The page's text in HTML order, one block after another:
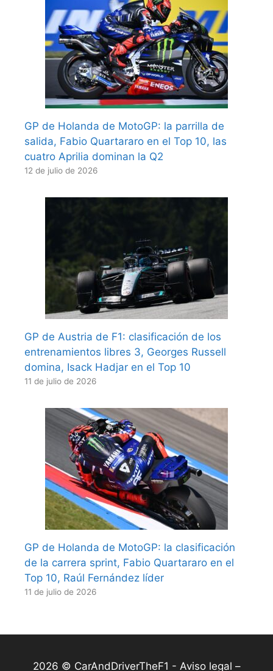
GP de Holanda de MotoGP: la parrilla de
salida, Fabio Quartararo en el Top 10, las
cuatro Aprilia dominan la Q2
12 de julio de 2026
GP de Austria de F1: clasificación de los
entrenamientos libres 3, Georges Russell
domina, Isack Hadjar en el Top 10
11 de julio de 2026
GP de Holanda de MotoGP: la clasificación
de la carrera sprint, Fabio Quartararo en el
Top 10, Raúl Fernández líder
11 de julio de 2026
2026 © CarAndDriverTheF1 - Aviso legal –